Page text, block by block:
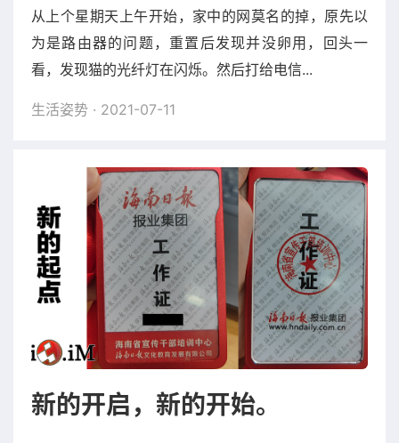
从上个星期天上午开始，家中的网莫名的掉，原先以
为是路由器的问题，重置后发现并没卵用，回头一
看，发现猫的光纤灯在闪烁。然后打给电信...
生活姿势 · 2021-07-11
新的开启，新的开始。